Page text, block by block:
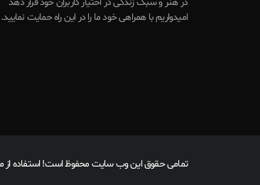
در هنر و سبک زندگی در اختیار کاربران خود قرار دهد
امیدواریم با همراهی خود ما را در این راه حمایت نمایید.
تمامی حقوق این وب سایت محفوظ است! استفاده از